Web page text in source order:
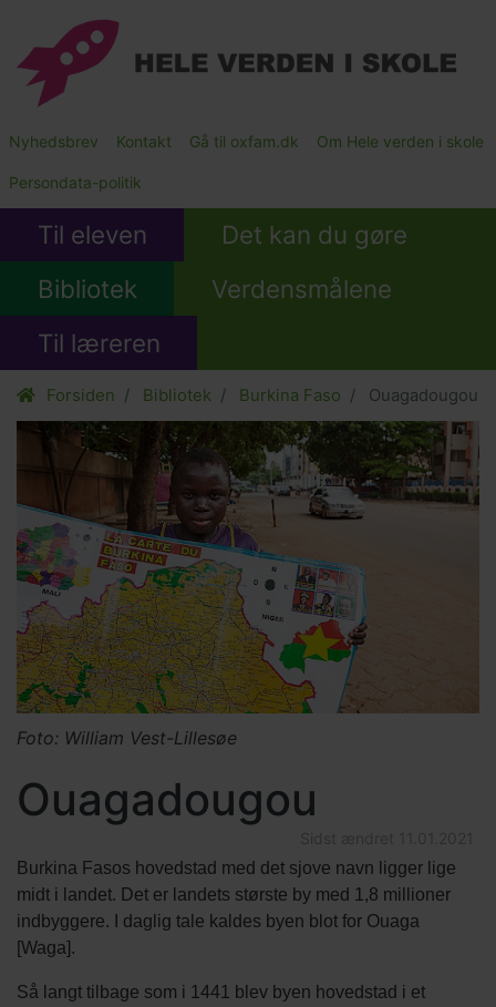
hovedindhold
Main
Submenu
Nyhedsbrev Kontakt Gå til oxfam.dk Om Hele verden i skole
Persondata-politik
Til eleven
Det kan du gøre
Bibliotek
Verdensmålene
Til læreren
Forsiden Bibliotek Burkina Faso Ouagadougou
Foto: William Vest-Lillesøe
Ouagadougou
Burkina Fasos hovedstad med det sjove navn ligger lige
midt i landet. Det er landets største by med 1,8 millioner
indbyggere. I daglig tale kaldes byen blot for Ouaga
[Waga].
Så langt tilbage som i 1441 blev byen hovedstad i et